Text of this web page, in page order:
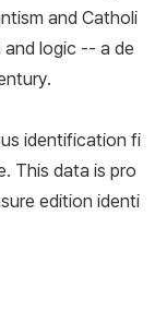
and Catholi
logic -- a de
identification fi
This data is pro
edition identi